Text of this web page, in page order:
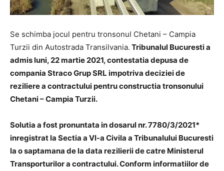
Se schimba jocul pentru tronsonul Chetani – Campia
Turzii din Autostrada Transilvania. Tribunalul Bucuresti a
admis luni, 22 martie 2021, contestatia depusa de
compania Straco Grup SRL impotriva deciziei de
reziliere a contractului pentru constructia tronsonului
Chetani – Campia Turzii.
Solutia a fost pronuntata in dosarul nr. 7780/3/2021*
inregistrat la Sectia a VI-a Civila a Tribunalului Bucuresti
la o saptamana de la data rezilierii de catre Ministerul
Transporturilor a contractului. Conform informatiilor de